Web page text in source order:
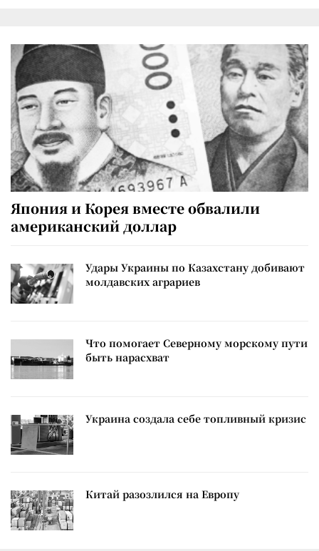
Япония и Корея вместе обвалили
американский доллар
Удары Украины по Казахстану добивают
молдавских аграриев
Что помогает Северному морскому пути
быть нарасхват
Украина создала себе топливный кризис
Китай разозлился на Европу